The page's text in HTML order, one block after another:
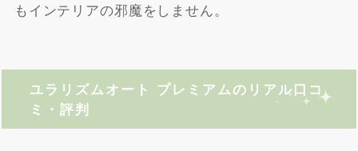
もインテリアの邪魔をしません。
ユラリズムオート プレミアムのリアル口コ
ミ・評判